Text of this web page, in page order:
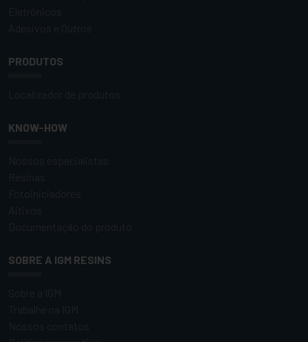
PRODUTOS
KNOW-HOW
SOBRE A IGM RESINS